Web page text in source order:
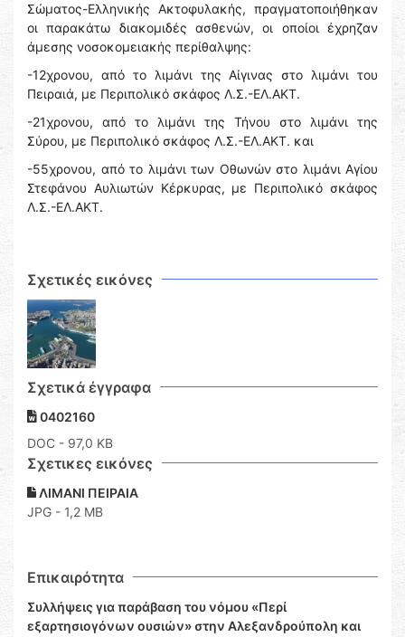
Σώματος-Ελληνικής Ακτοφυλακής, πραγματοποιήθηκαν
οι παρακάτω διακομιδές ασθενών, οι οποίοι έχρηζαν
άμεσης νοσοκομειακής περίθαλψης:
-12χρονου, από το λιμάνι της Αίγινας στο λιμάνι του
Πειραιά, με Περιπολικό σκάφος Λ.Σ.-ΕΛ.ΑΚΤ.
-21χρονου, από το λιμάνι της Τήνου στο λιμάνι της
Σύρου, με Περιπολικό σκάφος Λ.Σ.-ΕΛ.ΑΚΤ. και
-55χρονου, από το λιμάνι των Οθωνών στο λιμάνι Αγίου
Στεφάνου Αυλιωτών Κέρκυρας, με Περιπολικό σκάφος
Λ.Σ.-ΕΛ.ΑΚΤ.
Σχετικές εικόνες
Σχετικά έγγραφα
0402160
DOC - 97,0 KB
Σχετικες εικόνες
ΛΙΜΑΝΙ ΠΕΙΡΑΙΑ
JPG - 1,2 MB
Επικαιρότητα
Συλλήψεις για παράβαση του νόμου «Περί
εξαρτησιογόνων ουσιών» στην Αλεξανδρούπολη και